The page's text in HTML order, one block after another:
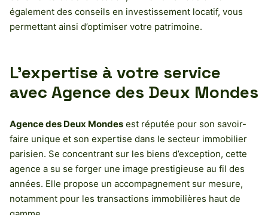
également des conseils en investissement locatif, vous
permettant ainsi d’optimiser votre patrimoine.
L’expertise à votre service
avec Agence des Deux Mondes
Agence des Deux Mondes est réputée pour son savoir-
faire unique et son expertise dans le secteur immobilier
parisien. Se concentrant sur les biens d’exception, cette
agence a su se forger une image prestigieuse au fil des
années. Elle propose un accompagnement sur mesure,
notamment pour les transactions immobilières haut de